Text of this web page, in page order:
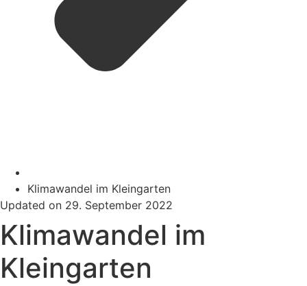
Klimawandel im Kleingarten
Updated on 29. September 2022
Klimawandel im
Kleingarten